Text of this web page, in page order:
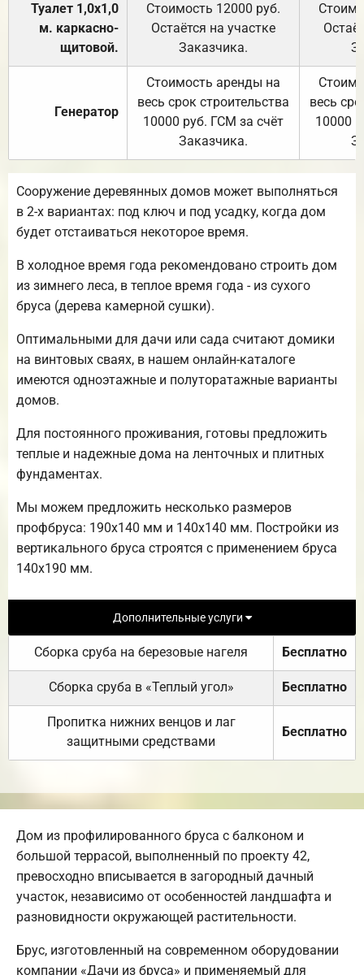
Туалет 1,0х1,0
м. каркасно-
щитовой.
Стоимость 12000 руб.
Остаётся на участке
Заказчика.
Генератор
Стоимость аренды на
весь срок строительства
10000 руб. ГСМ за счёт
Заказчика.
весь
10000
Сооружение деревянных домов может выполняться
в 2-х вариантах: под ключ и под усадку, когда дом
будет отстаиваться некоторое время.
В холодное время года рекомендовано строить дом
из зимнего леса, в теплое время года - из сухого
бруса (дерева камерной сушки).
Оптимальными для дачи или сада считают домики
на винтовых сваях, в нашем онлайн-каталоге
имеются одноэтажные и полуторатажные варианты
домов.
Для постоянного проживания, готовы предложить
теплые и надежные дома на ленточных и плитных
фундаментах.
Мы можем предложить несколько размеров
профбруса: 190х140 мм и 140х140 мм. Постройки из
вертикального бруса строятся с применением бруса
140х190 мм.
Дополнительные услуги
Сборка сруба на березовые нагеля Бесплатно
Сборка сруба в «Теплый угол» Бесплатно
Пропитка нижних венцов и лаг
защитными средствами
Бесплатно
Дом из профилированного бруса с балконом и
большой террасой, выполненный по проекту 42,
превосходно вписывается в загородный дачный
участок, независимо от особенностей ландшафта и
разновидности окружающей растительности.
Брус, изготовленный на современном оборудовании
компании «Дачи из бруса» и применяемый для